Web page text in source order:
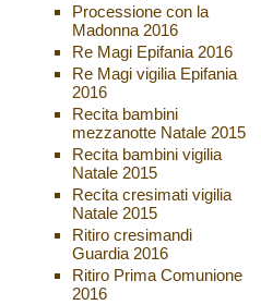
Processione con la
Madonna 2016
Re Magi Epifania 2016
Re Magi vigilia Epifania
2016
Recita bambini
mezzanotte Natale 2015
Recita bambini vigilia
Natale 2015
Recita cresimati vigilia
Natale 2015
Ritiro cresimandi
Guardia 2016
Ritiro Prima Comunione
2016